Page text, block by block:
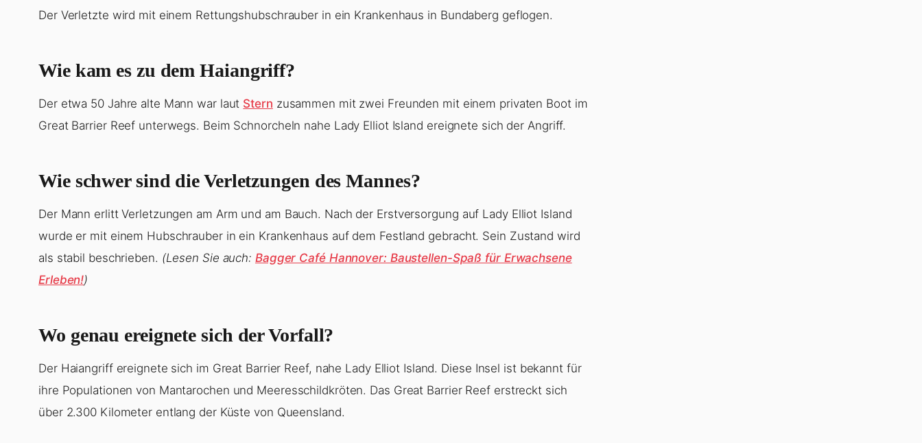
Der Verletzte wird mit einem Rettungshubschrauber in ein Krankenhaus in Bundaberg geflogen.
Wie kam es zu dem Haiangriff?
Der etwa 50 Jahre alte Mann war laut Stern zusammen mit zwei Freunden mit einem privaten Boot im
Great Barrier Reef unterwegs. Beim Schnorcheln nahe Lady Elliot Island ereignete sich der Angriff.
Wie schwer sind die Verletzungen des Mannes?
Der Mann erlitt Verletzungen am Arm und am Bauch. Nach der Erstversorgung auf Lady Elliot Island
wurde er mit einem Hubschrauber in ein Krankenhaus auf dem Festland gebracht. Sein Zustand wird
als stabil beschrieben. (Lesen Sie auch: Bagger Café Hannover: Baustellen-Spaß für Erwachsene
Erleben!)
Wo genau ereignete sich der Vorfall?
Der Haiangriff ereignete sich im Great Barrier Reef, nahe Lady Elliot Island. Diese Insel ist bekannt für
ihre Populationen von Mantarochen und Meeresschildkröten. Das Great Barrier Reef erstreckt sich
über 2.300 Kilometer entlang der Küste von Queensland.